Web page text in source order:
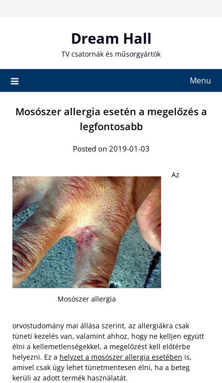
Dream Hall
TV csatornák és műsorgyártók
Menu
Mosószer allergia esetén a megelőzés a
legfontosabb
Posted on 2019-01-03
Mosószer allergia
Az
orvostudomány mai állása szerint, az allergiákra csak
tüneti kezelés van, valamint ahhoz, hogy ne kelljen együtt
élni a kellemetlenségekkel, a megelőzést kell előtérbe
helyezni. Ez a helyzet a mosószer allergia esetében is,
amivel csak úgy lehet tünetmentesen élni, ha a beteg
kerüli az adott termék használatát.